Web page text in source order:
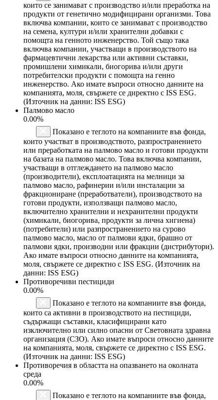
които се занимават с производство и/или преработка на
продукти от генетично модифицирани организми. Това
включва компании, които се занимават с производство
на семена, култури и/или хранителни добавки с
помощта на генното инженерство. Той също така
включва компании, участващи в производството на
фармацевтични лекарства или активни съставки,
промишлени химикали, биогорива и/или други
потребителски продукти с помощта на генно
инженерство. Ако имате въпроси относно данните на
компанията, моля, свържете се директно с ISS ESG.
(Източник на данни: ISS ESG)
Палмово масло
0.00%
Показано е теглото на компаниите във фонда,
които участват в производството, разпространението
или преработката на палмово масло и готови продукти
на базата на палмово масло. Това включва компании,
участващи в отглеждането на палмово масло
(производители), експлоатацията на мелници за
палмово масло, рафинерии и/или инсталации за
фракциониране (преработватели), производството на
готови продукти, използващи палмово масло,
включително хранителни и нехранителни продукти
(химикали, биогорива, продукти за лична хигиена)
(потребители) или разпространението на сурово
палмово масло, масло от палмови ядки, брашно от
палмови ядки, производни или фракции (дистрибутори).
Ако имате въпроси относно данните на компанията,
моля, свържете се директно с ISS ESG. (Източник на
данни: ISS ESG)
Противоречиви пестициди
0.00%
Показано е теглото на компаниите във фонда,
които са активни в производството на пестициди,
съдържащи съставки, класифицирани като
изключително или силно опасни от Световната здравна
организация (СЗО). Ако имате въпроси относно данните
на компанията, моля, свържете се директно с ISS ESG.
(Източник на данни: ISS ESG)
Противоречия в областта на опазването на околната
среда
0.00%
Показано е теглото на компаниите във фонда,